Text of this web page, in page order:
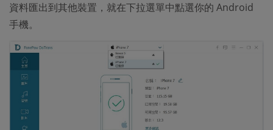
資料匯出到其他裝置，就在下拉選單中點選你的 Android
手機。